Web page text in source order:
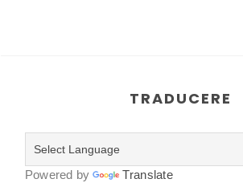
TRADUCERE
Powered by Translate